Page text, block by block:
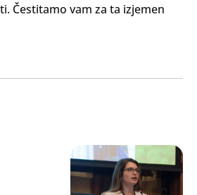
Čestitamo vam za ta izjemen